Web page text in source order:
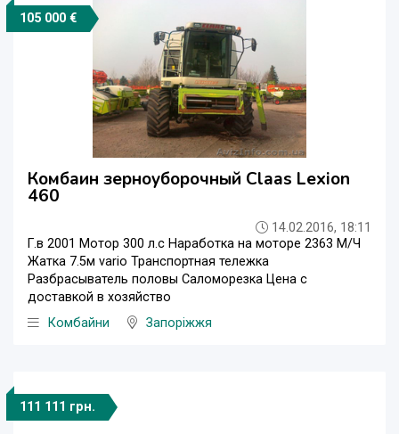
105 000 €
Комбаин зерноуборочный Claas Lexion
460
14.02.2016, 18:11
Г.в 2001 Мотор 300 л.с Наработка на моторе 2363 М/Ч
Жатка 7.5м vario Транспортная тележка
Разбрасыватель половы Саломорезка Цена с
доставкой в хозяйство
Комбайни
Запоріжжя
111 111 грн.